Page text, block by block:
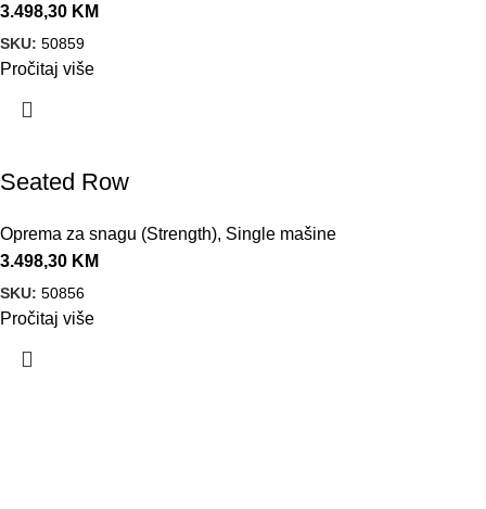
3.498,30 KM
SKU: 50859
Pročitaj više
Seated Row
Oprema za snagu (Strength), Single mašine
3.498,30 KM
SKU: 50856
Pročitaj više